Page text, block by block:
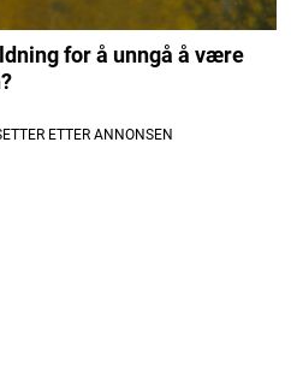
for å unngå å være